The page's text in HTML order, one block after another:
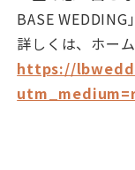
BASE WEDDING
詳しくは、ホー
https://